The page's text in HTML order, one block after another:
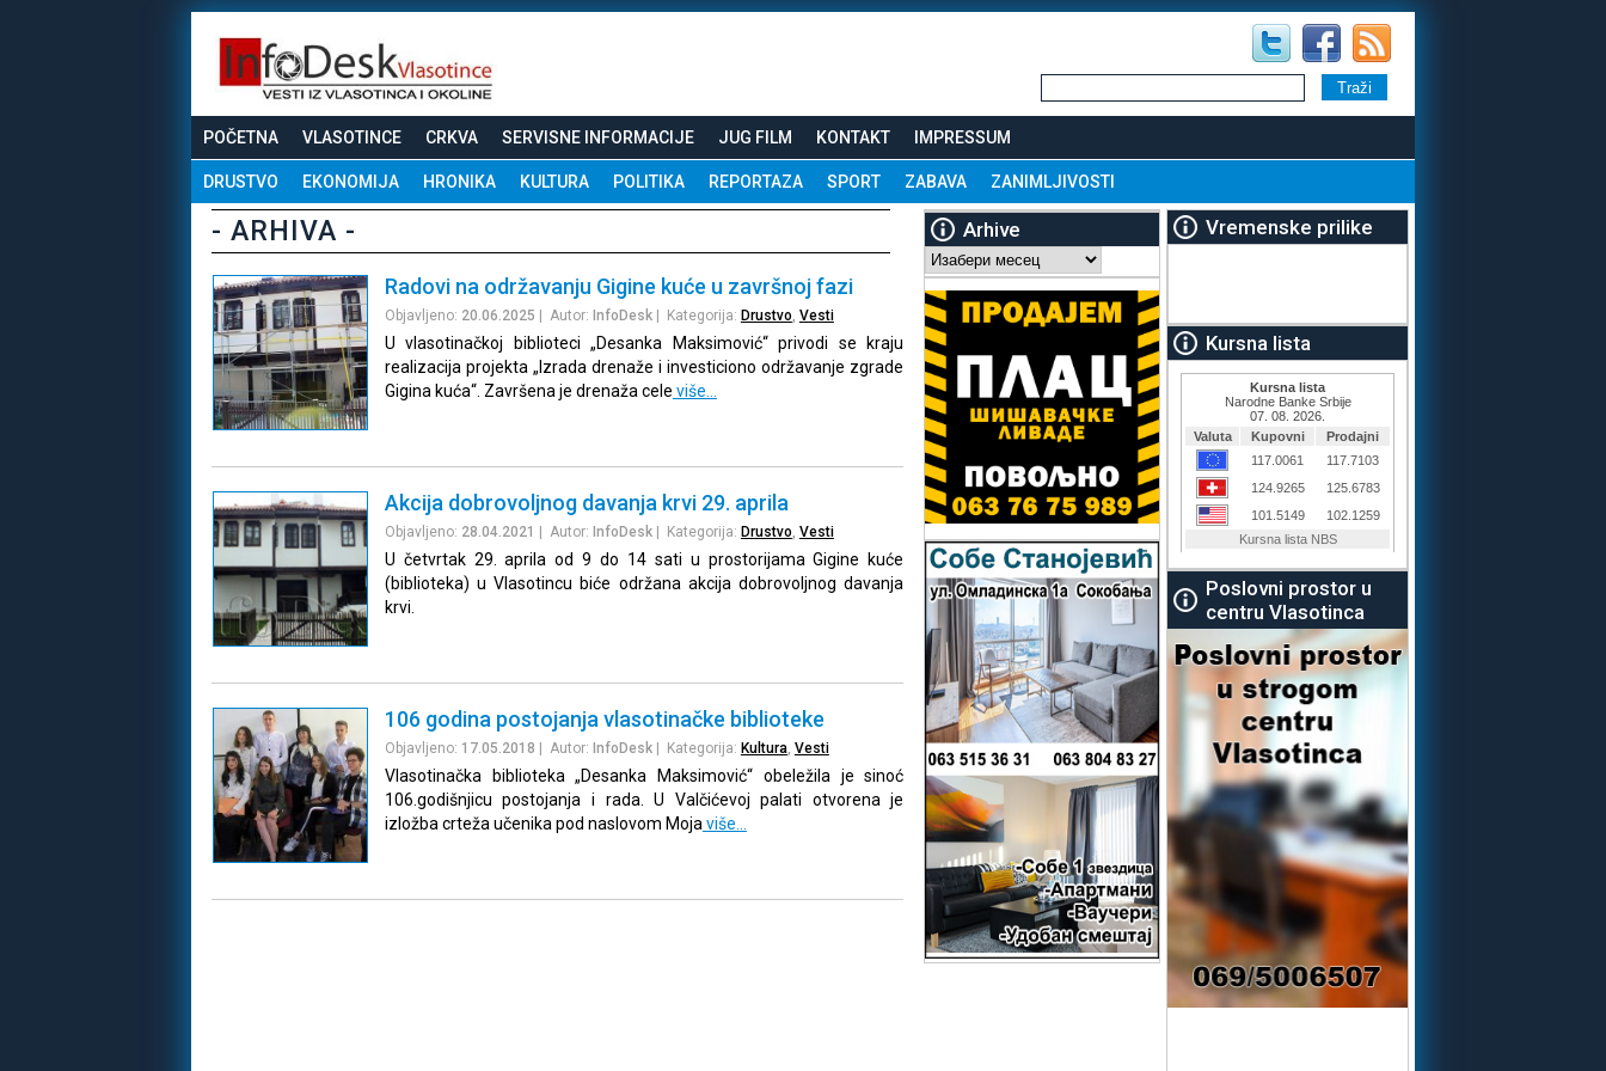
POČETNA VLASOTINCE CRKVA SERVISNE INFORMACIJE JUG FILM KONTAKT IMPRESSUM
DRUSTVO EKONOMIJA HRONIKA KULTURA POLITIKA REPORTAZA SPORT ZABAVA ZANIMLJIVOSTI
- ARHIVA -
Radovi na održavanju Gigine kuće u završnoj fazi
Objavljeno: 20.06.2025 | Autor: InfoDesk| Kategorija: Drustvo Vesti
U vlasotinačkoj biblioteci „Desanka Maksimović“ privodi se kraju
realizacija projekta „Izrada drenaže i investiciono održavanje zgrade
Gigina kuća“. Završena je drenaža cele više…
Akcija dobrovoljnog davanja krvi 29. aprila
Objavljeno: 28.04.2021 | Autor: InfoDesk| Kategorija: Drustvo, Vesti
U četvrtak 29. aprila od 9 do 14 sati u prostorijama Gigine kuće
(biblioteka) u Vlasotincu biće održana akcija dobrovoljnog davanja
krvi.
106 godina postojanja vlasotinačke biblioteke
Objavljeno: 17.05.2018 | Autor: InfoDesk| Kategorija: Kultura, Vesti
Vlasotinačka biblioteka „Desanka Maksimović“ obeležila je sinoć
106.godišnjicu postojanja i rada. U Valčićevoj palati otvorena je
izložba crteža učenika pod naslovom Moja više…
Arhive
Arhive
Vremenske prilike
Kursna lista
Poslovni prostor u
centru Vlasotinca